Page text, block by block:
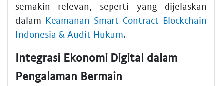
semakin relevan, seperti yang dijelaskan
dalam Keamanan Smart Contract Blockchain
Indonesia & Audit Hukum.
Integrasi Ekonomi Digital dalam
Pengalaman Bermain